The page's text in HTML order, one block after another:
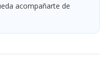
acompañarte de